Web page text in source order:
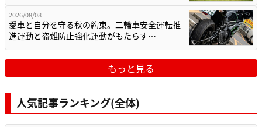
2026/08/08
愛車と自分を守る秋の約束。二輪車安全運転推
進運動と盗難防止強化運動がもたらす…
もっと見る
人気記事ランキング(全体)